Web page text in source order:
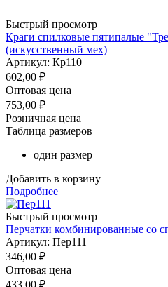
Быстрый просмотр
Краги спилковые пятипалые
(искусственный мех)
Артикул: Кр110
602,00 ₽
Оптовая цена
753,00 ₽
Розничная цена
Таблица размеров
один размер
Добавить в корзину
Подробнее
Быстрый просмотр
Перчатки комбинированные со
Артикул: Пер111
346,00 ₽
Оптовая цена
433,00 ₽